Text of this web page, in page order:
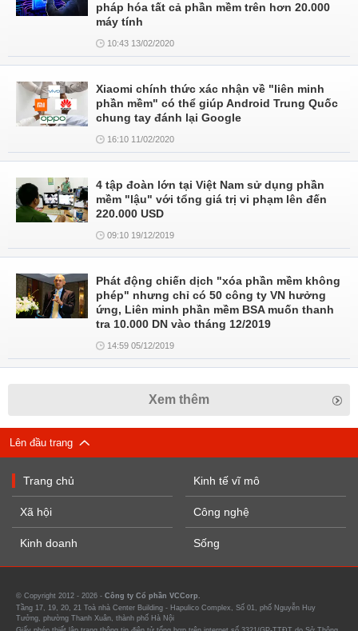
pháp hóa tất cả phần mềm trên hơn 20.000
máy tính
10:43 13/02/2020
Xiaomi chính thức xác nhận về "liên minh
phần mềm" có thể giúp Android Trung Quốc
chung tay đánh lại Google
16:10 11/02/2020
4 tập đoàn lớn tại Việt Nam sử dụng phần
mềm "lậu" với tổng giá trị vi phạm lên đến
220.000 USD
09:10 19/12/2019
Phát động chiến dịch "xóa phần mềm không
phép" nhưng chỉ có 50 công ty VN hưởng
ứng, Liên minh phần mềm BSA muốn thanh
tra 10.000 DN vào tháng 12/2019
14:59 05/12/2019
Xem thêm
Lên đầu trang
Trang chủ
Xã hội
Kinh doanh
Kinh tế vĩ mô
Công nghệ
Sống
© Copyright 2012 - 2026 - Công ty Cổ phần VCCorp.
Tầng 17, 19, 20, 21 Toà nhà Center Building - Hapulico Complex, Số 01, phố Nguyễn Huy
Tưởng, phường Thanh Xuân, thành phố Hà Nội